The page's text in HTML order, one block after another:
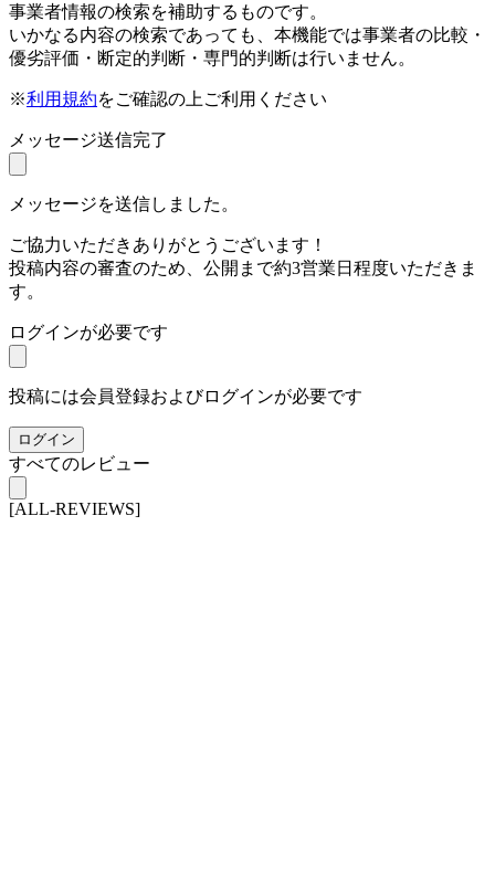
事業者情報の検索を補助するものです。
いかなる内容の検索であっても、本機能では事業者の比較・
優劣評価・断定的判断・専門的判断は行いません。
※利用規約をご確認の上ご利用ください
メッセージ送信完了
メッセージを送信しました。
ご協力いただきありがとうございます！
投稿内容の審査のため、公開まで約3営業日程度いただきま
す。
ログインが必要です
投稿には会員登録およびログインが必要です
ログイン
すべてのレビュー
[ALL-REVIEWS]